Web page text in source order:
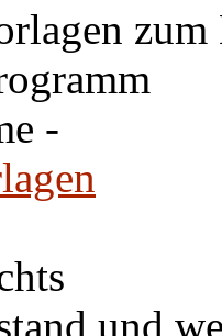
zum
-
und